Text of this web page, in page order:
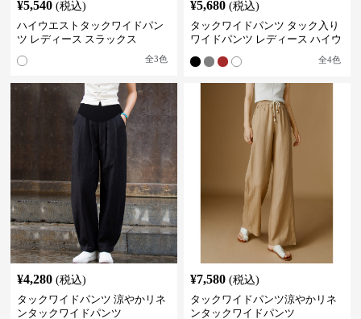
¥5,540 (税込)
ハイウエストタックワイドパン
ツ レディース スラックス
全3色
¥5,680 (税込)
タックワイドパンツ タック入り
ワイドパンツ レディース ハイウ
全4色
¥4,280 (税込)
タックワイドパンツ 涼やかリネ
ンタックワイドパンツ
¥7,580 (税込)
タックワイドパンツ涼やかリネ
ンタックワイドパンツ